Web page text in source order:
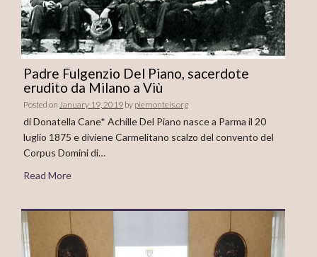
Padre Fulgenzio Del Piano, sacerdote
erudito da Milano a Viù
Posted on January 19, 2019 by piemonteis.org
di Donatella Cane* Achille Del Piano nasce a Parma il 20
luglio 1875 e diviene Carmelitano scalzo del convento del
Corpus Domini di…
Read More